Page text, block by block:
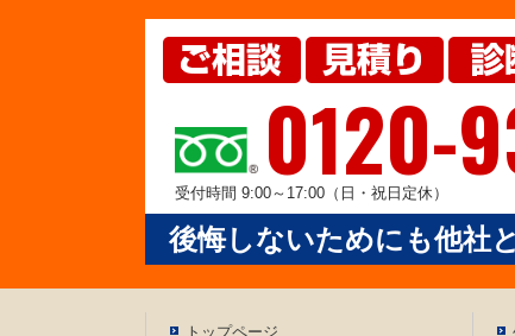
0120-
受付時間 9:00～17:00（日・祝日定休）
後悔しないためにも他社
トップページ